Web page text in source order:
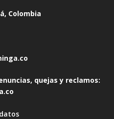
Colombia
quejas y reclamos: